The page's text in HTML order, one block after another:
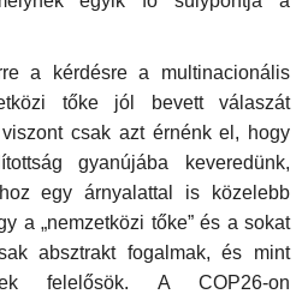
a kérdésre a multinacionális
tőke jól bevett válaszát
csak azt érnénk el, hogy
gyanújába keveredünk,
egy árnyalattal is közelebb
a „nemzetközi tőke” és a sokat
absztrakt fogalmak, és mint
felelősök. A COP26-on